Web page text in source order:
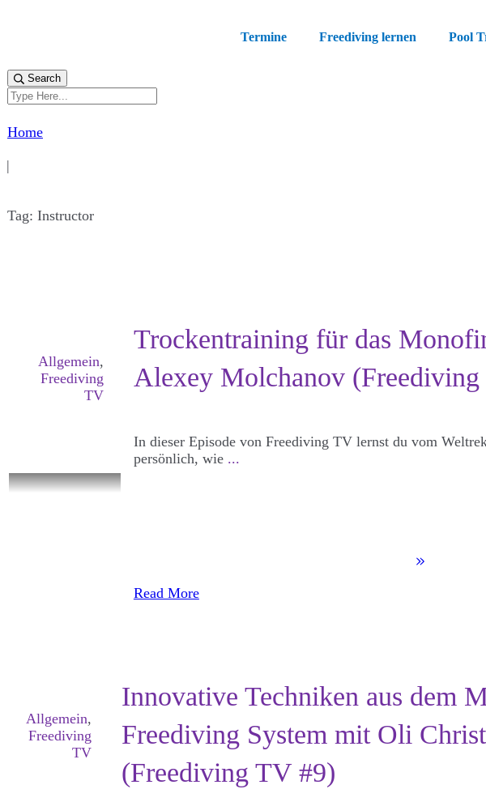
Termine Freediving lernen Pool
Search
Home
|
Tag: Instructor
Allgemein,
Freediving
TV
Trockentraining für das
Alexey Molchanov
In dieser Episode von Freediving TV lernst du vom
persönlich, wie ...
Read More
Allgemein,
Freediving
TV
​Innovative Techniken aus dem
Freediving System mit Oli
(Freediving TV #9)